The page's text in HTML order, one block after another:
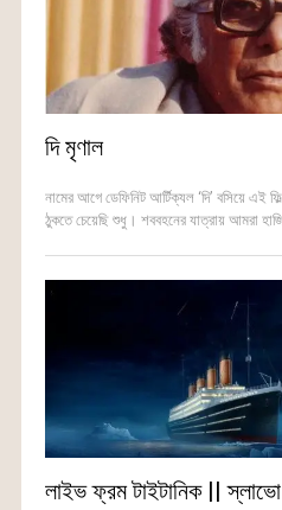
দি মৃণাল
নামের আগে ডেফিনিট আর্টিক্যল ‘দি’ বসিয়ে এই
ঠুকতে চেয়েছি শুধু। শববহনের যাত্রায় আমরা
লাইভ ফ্রম টাইটানিক ||